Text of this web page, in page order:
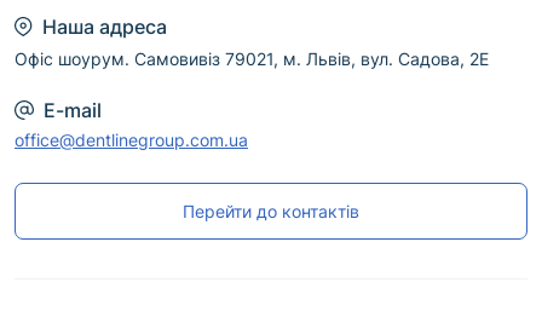
Наша адреса
Офіс шоурум. Самовивіз 79021, м. Львів, вул. Садова, 2Е
E-mail
office@dentlinegroup.com.ua
Перейти до контактів